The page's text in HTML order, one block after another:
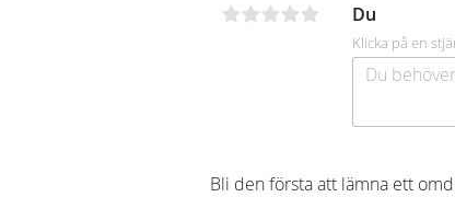
Du
Klicka på en
Bli den första att lämna ett